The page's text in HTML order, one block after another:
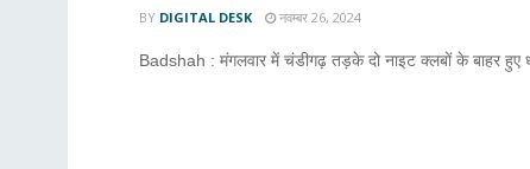
BY DIGITAL DESK नवम्बर 26, 2024
Badshah : मंगलवार में चंडीगढ़ तड़के दो नाइट क्लबों के बाहर हुए